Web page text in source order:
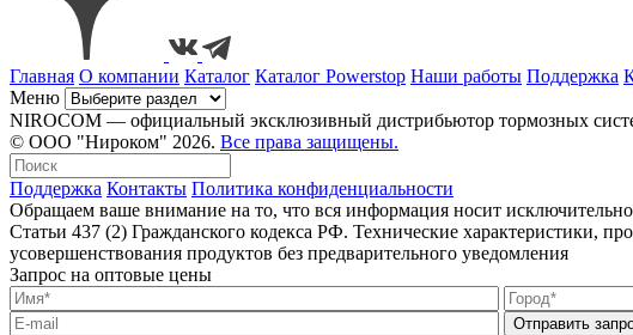
Главная О компании Каталог Каталог Powerstop Наши работы Поддержка
Меню
NIROCOM — официальный эксклюзивный дистрибьютор тормозных
© ООО "Нироком" 2026. Все права защищены.
Поддержка Контакты Политика конфиденциальности
Обращаем ваше внимание на то, что вся информация носит
Статьи 437 (2) Гражданского кодекса РФ. Технические характеристики,
усовершенствования продуктов без предварительного уведомления
Запрос на оптовые цены